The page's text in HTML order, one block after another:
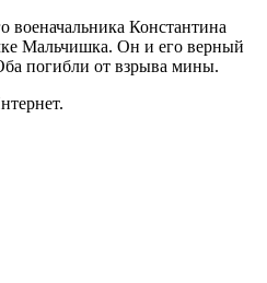
военачальника Константина
Мальчишка. Он и его верный
погибли от взрыва мины.